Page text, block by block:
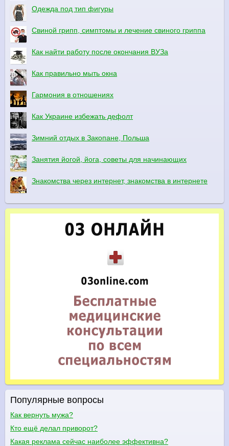
Одежда под тип фигуры
Свиной грипп, симптомы и лечение свиного гриппа
Как найти работу после окончания ВУЗа
Как правильно мыть окна
Гармония в отношениях
Как Украине избежать дефолт
Зимний отдых в Закопане, Польша
Занятия йогой, йога, советы для начинающих
Знакомства через интернет, знакомства в интернете
Популярные вопросы
Как вернуть мужа?
Кто ещё делал приворот?
Какая реклама сейчас наиболее эффективна?